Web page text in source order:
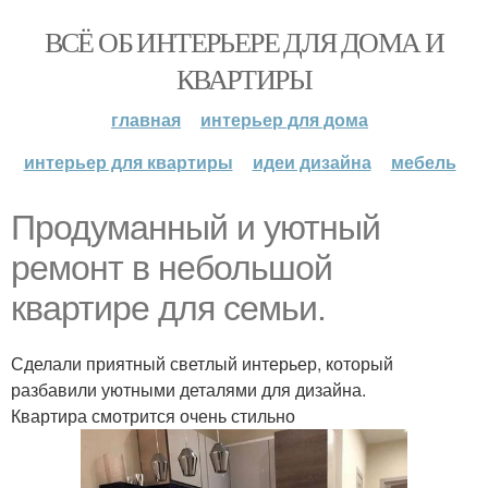
ВСЁ ОБ ИНТЕРЬЕРЕ ДЛЯ ДОМА И
КВАРТИРЫ
главная
интерьер для дома
интерьер для квартиры
идеи дизайна мебель
Продуманный и уютный
ремонт в небольшой
квартире для семьи.
Сделали приятный светлый интерьер, который
разбавили уютными деталями для дизайна.
Квартира смотрится очень стильно